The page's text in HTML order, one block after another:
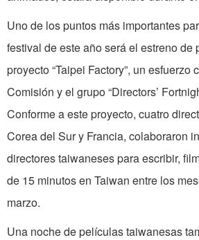
Uno de los puntos más importantes
festival de este año será el estreno de
proyecto “Taipei Factory”, un esfuerzo
Comisión y el grupo “Directors’
Conforme a este proyecto, cuatro
Corea del Sur y Francia, colaboraron
directores taiwaneses para escribir,
de 15 minutos en Taiwan entre los
marzo.
Una noche de películas taiwanesas